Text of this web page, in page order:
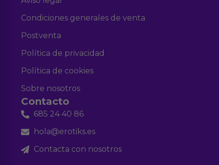
Condiciones generales de venta
Postventa
Política de privacidad
Política de cookies
Sobre nosotros
Contacto
685 24 40 86
hola@erotiks.es
Contacta con nosotros